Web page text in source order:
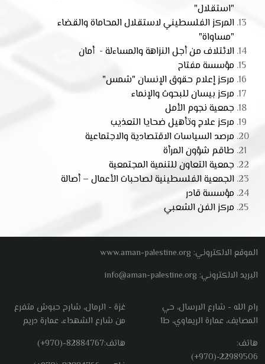
"استقلال"
المركز الفلسطيني لاستقلال المحاماة والقضاء
"مساواة"
الائتلاف من أجل النزاهة والمساءلة - أمان
مؤسسة مفتاح
مركز إعلام حقوق الإنسان "شمس"
مركز بيسان للبحوث والإنماء
جمعية نجوم الأمل
مركز علاج وتأهيل ضحايا التعذيب
مرصد السياسات الاقتصادية والاجتماعية
طاقم شؤون المرأة
جمعية التعاون للتنمية المجتمعية
الجمعية الفلسطينية لصاحبات الأعمال – أصالة
مؤسسة قادر
مركز الفن الشعبي
الموقع الالكتروني: www.aman-palestine.org
البريد الالكتروني: info@aman-palestine.org
رام الله - شارع الارسال، حي
المصايف، عمارة الريماوي، ط1
هاتف:
(+970)-22989506
غزة - الرمال، شارح حبوش متفرع
من شارع الشهداء، عمارة دريم
هاتف:(+970)-82884767